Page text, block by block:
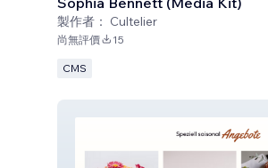
製作者： Cultelier
尚無評價 15
CMS